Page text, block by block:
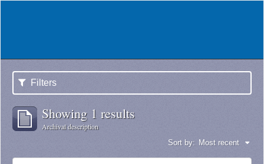
Filters
Showing 1 results
Archival description
Sort by: Most recent